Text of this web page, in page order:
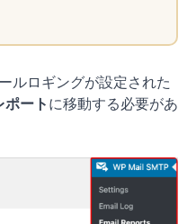
ルロギングが設定された
ポート に移動する必要があ